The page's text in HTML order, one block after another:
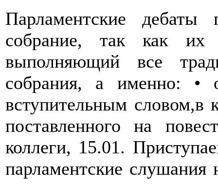
Парламентские
собрание, так как их
выполняющий все
собрания, а именно: •
вступительным словом,в
поставленного на
коллеги, 15.01.
парламентские слушания